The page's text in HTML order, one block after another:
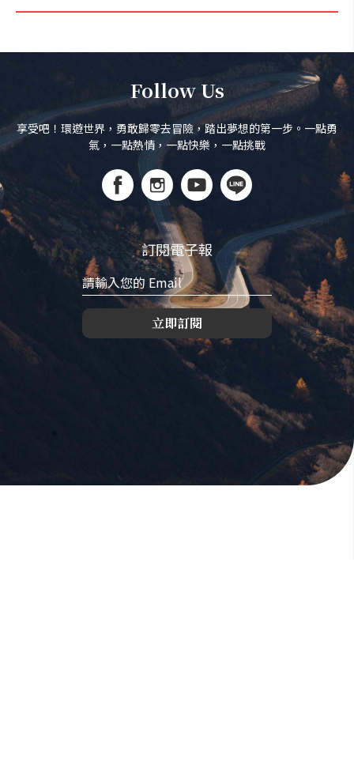
Follow Us
享受吧！環遊世界，勇敢歸零去冒險，踏出夢想的第一步。一點勇
氣，一點熱情，一點快樂，一點挑戰
訂閱電子報
立即訂閱